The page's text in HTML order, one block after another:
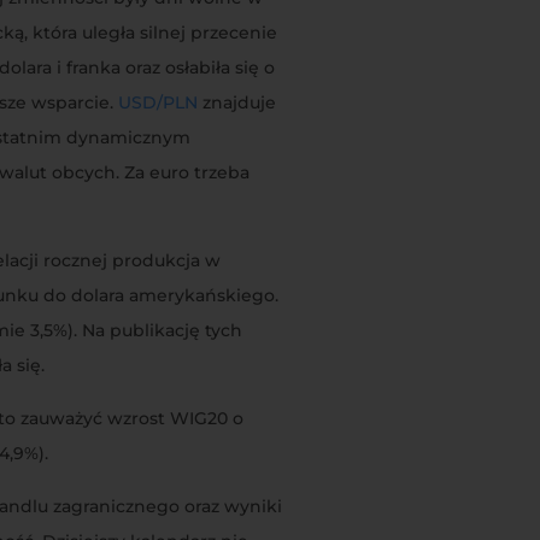
która uległa silnej przecenie
i franka oraz osłabiła się o
wsparcie. USD/PLN znajduje
dynamicznym
obcych. Za euro trzeba
rocznej produkcja w
do dolara amerykańskiego.
3,5%). Na publikację tych
się.
zauważyć wzrost WIG20 o
zagranicznego oraz wyniki